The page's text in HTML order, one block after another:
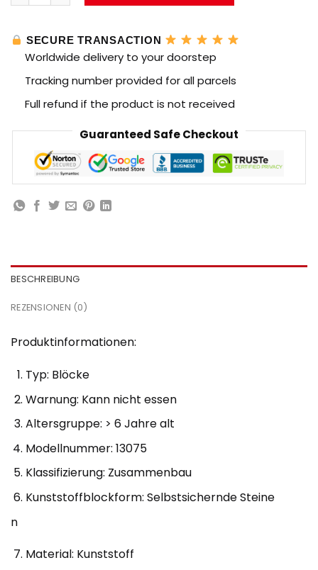
SECURE TRANSACTION
Worldwide delivery to your doorstep
Tracking number provided for all parcels
Full refund if the product is not received
Guaranteed Safe Checkout
BESCHREIBUNG
REZENSIONEN (0)
Produktinformationen:
Typ: Blöcke
Warnung: Kann nicht essen
Altersgruppe: > 6 Jahre alt
Modellnummer: 13075
Klassifizierung: Zusammenbau
Kunststoffblockform: Selbstsichernde Steine
n
Material: Kunststoff